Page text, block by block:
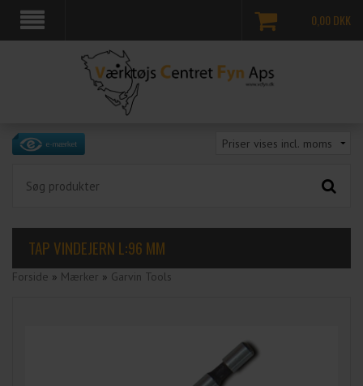
0,00 DKK
TAP VINDEJERN L:96 MM
Forside » Mærker » Garvin Tools